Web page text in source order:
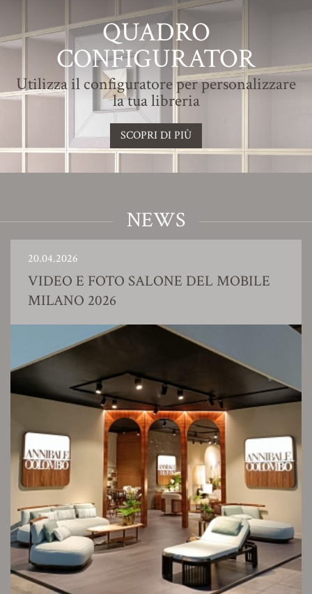
QUADRO
CONFIGURATOR
Utilizza il configuratore per personalizzare
la tua libreria
SCOPRI DI PIÙ
NEWS
20.04.2026
VIDEO E FOTO SALONE DEL MOBILE
MILANO 2026